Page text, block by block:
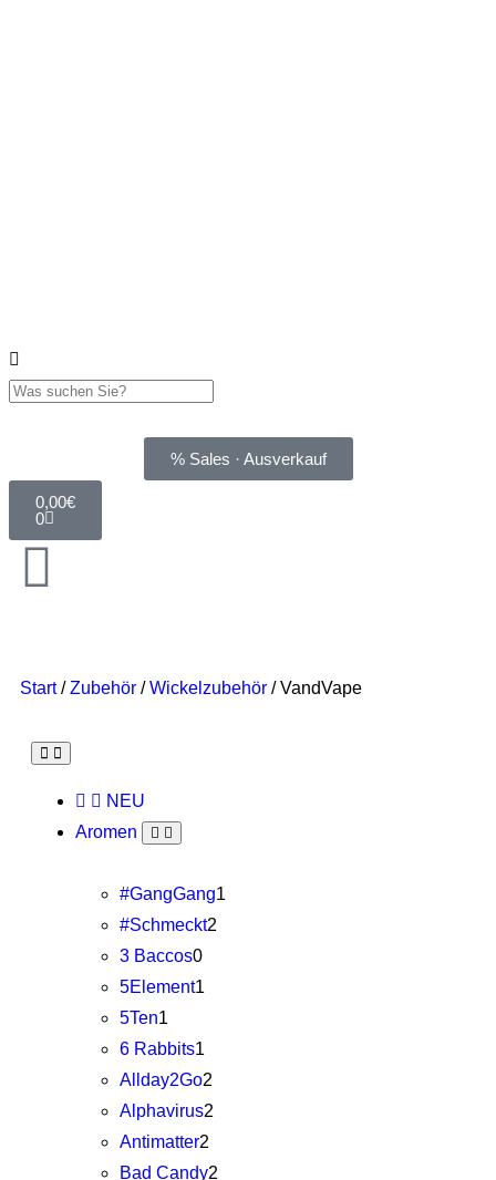
% Sales · Ausverkauf
0,00€
0
Start/Zubehör /Wickelzubehör / VandVape
NEU
Aromen
#GangGang1
#Schmeckt2
3 Baccos0
5Element1
5Ten1
6 Rabbits1
Allday2Go2
Alphavirus2
Antimatter2
Bad Candy2